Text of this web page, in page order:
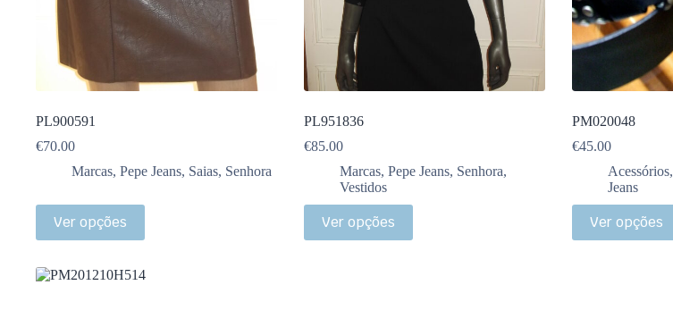
PL900591
€70.00
Marcas, Pepe Jeans, Saias, Senhora
Ver opções
PL951836
€85.00
Marcas, Pepe Jeans, Senhora,
Vestidos
Ver opções
PM020048
€45.00
Acessórios,
Jeans
Ver opções